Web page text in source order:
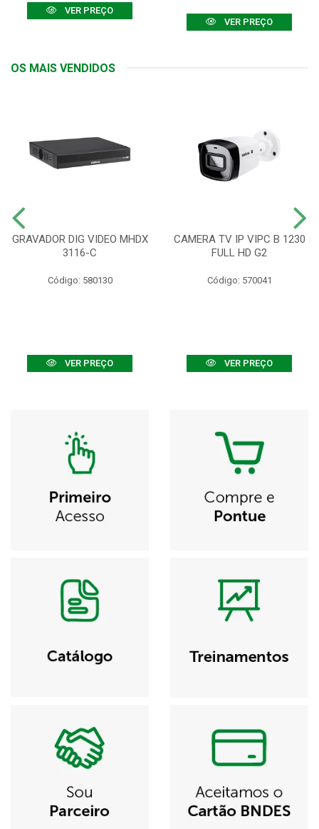
VER PREÇO
VER PREÇO
OS MAIS VENDIDOS
GRAVADOR DIG VIDEO MHDX
3116-C
Código: 580130
VER PREÇO
CAMERA TV IP VIPC B 1230
FULL HD G2
Código: 570041
VER PREÇO